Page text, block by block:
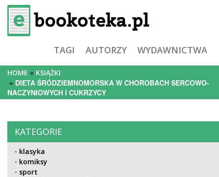
TAGI AUTORZY WYDAWNICTWA
HOME KSIĄŻKI
DIETA ŚRÓDZIEMNOMORSKA W CHOROBACH SERCOWO-
NACZYNIOWYCH I CUKRZYCY
KATEGORIE
klasyka
komiksy
sport